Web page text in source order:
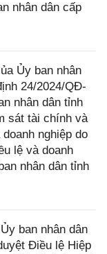
nhân dân cấp
Ủy ban nhân
24/2024/QĐ-
nhân dân tỉnh
sát tài chính và
nghiệp do
lệ và doanh
nhân dân tỉnh
ban nhân dân
Điều lệ Hiệp